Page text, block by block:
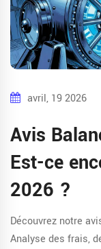
avril, 19 2026
Avis
Est-ce
2026 ?
Découvrez notre
Analyse des frais,